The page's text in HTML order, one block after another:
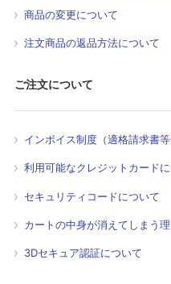
商品の変更について
注文商品の返品方法について
ご注文について
インボイス制度（適格請求書
利用可能なクレジットカード
セキュリティコードについて
カートの中身が消えてしまう
3Dセキュア認証について